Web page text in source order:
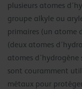
plusieurs atomes
groupe alkyle ou
primaires (un atome
(deux atomes
atomes d’hydrogène
sont couramment
métaux pour